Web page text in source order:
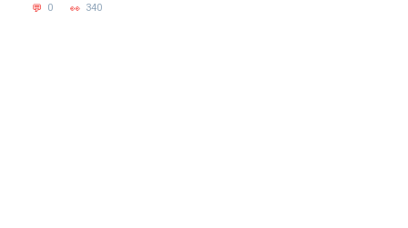
0 340